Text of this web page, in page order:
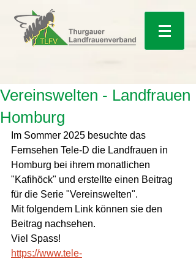
Vereinswelten - Landfrauen
Homburg
Im Sommer 2025 besuchte das
Fernsehen Tele-D die Landfrauen in
Homburg bei ihrem monatlichen
"Kafihöck" und erstellte einen Beitrag
für die Serie "Vereinswelten".
Mit folgendem Link können sie den
Beitrag nachsehen.
Viel Spass!
https://www.tele-